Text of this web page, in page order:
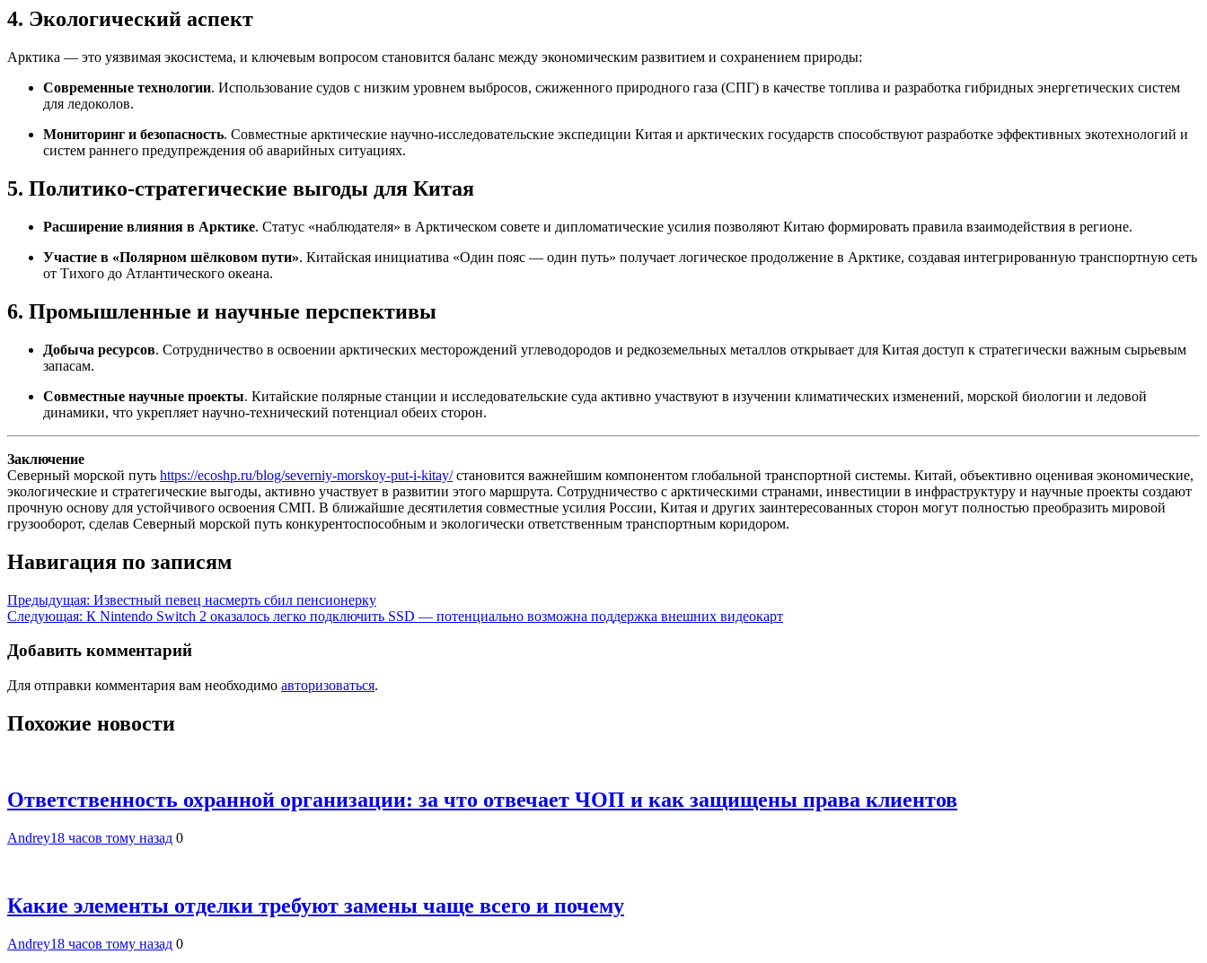
4. Экологический аспект
Арктика — это уязвимая экосистема, и ключевым вопросом становится баланс между экономическим развитием и сохранением природы:
Современные технологии. Использование судов с низким уровнем выбросов, сжиженного природного газа (СПГ) в качестве топлива и разработка гибридных энергетических систем
для ледоколов.
Мониторинг и безопасность. Совместные арктические научно-исследовательские экспедиции Китая и арктических государств способствуют разработке эффективных экотехнологий и
систем раннего предупреждения об аварийных ситуациях.
5. Политико-стратегические выгоды для Китая
Расширение влияния в Арктике. Статус «наблюдателя» в Арктическом совете и дипломатические усилия позволяют Китаю формировать правила взаимодействия в регионе.
Участие в «Полярном шёлковом пути». Китайская инициатива «Один пояс — один путь» получает логическое продолжение в Арктике, создавая интегрированную транспортную сеть
от Тихого до Атлантического океана.
6. Промышленные и научные перспективы
Добыча ресурсов. Сотрудничество в освоении арктических месторождений углеводородов и редкоземельных металлов открывает для Китая доступ к стратегически важным сырьевым
запасам.
Совместные научные проекты. Китайские полярные станции и исследовательские суда активно участвуют в изучении климатических изменений, морской биологии и ледовой
динамики, что укрепляет научно-технический потенциал обеих сторон.
Заключение
Северный морской путь https://ecoshp.ru/blog/severniy-morskoy-put-i-kitay/становится важнейшим компонентом глобальной транспортной системы. Китай, объективно оценивая экономические,
экологические и стратегические выгоды, активно участвует в развитии этого маршрута. Сотрудничество с арктическими странами, инвестиции в инфраструктуру и научные проекты создают
прочную основу для устойчивого освоения СМП. В ближайшие десятилетия совместные усилия России, Китая и других заинтересованных сторон могут полностью преобразить мировой
грузооборот, сделав Северный морской путь конкурентоспособным и экологически ответственным транспортным коридором.
Навигация по записям
Предыдущая: Известный певец насмерть сбил пенсионерку
Следующая: К Nintendo Switch 2 оказалось легко подключить SSD — потенциально возможна поддержка внешних видеокарт
Добавить комментарий
Для отправки комментария вам необходимо авторизоваться.
Похожие новости
Ответственность охранной организации: за что отвечает ЧОП и как защищены права клиентов
Andrey18 часов тому назад 0
Какие элементы отделки требуют замены чаще всего и почему
Andrey18 часов тому назад 0